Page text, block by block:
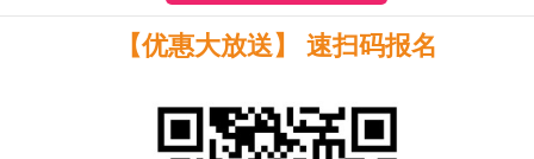
【优惠大放送】 速扫码报名